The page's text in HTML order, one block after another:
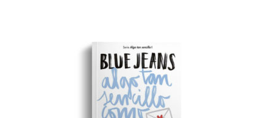
ADD TO CART